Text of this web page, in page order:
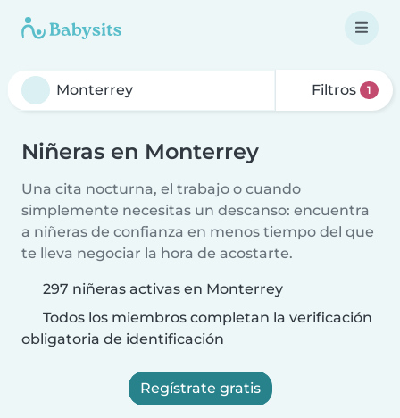
Filtros 1
Niñeras en Monterrey
Una cita nocturna, el trabajo o cuando
simplemente necesitas un descanso: encuentra
a niñeras de confianza en menos tiempo del que
te lleva negociar la hora de acostarte.
297 niñeras activas en Monterrey
Todos los miembros completan la verificación
obligatoria de identificación
Regístrate gratis